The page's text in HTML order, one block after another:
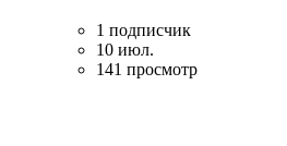
1 подписчик
10 июл.
141 просмотр